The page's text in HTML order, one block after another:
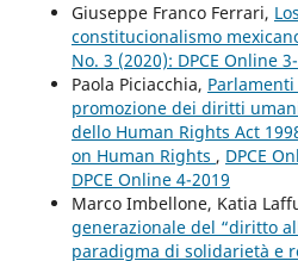
Giuseppe Franco Ferrari,
constitucionalismo
No. 3 (2020): DPCE Online
Paola Piciacchia,
promozione dei diritti
dello Human Rights Act
on Human Rights , DPCE
DPCE Online 4-2019
Marco Imbellone, Katia
generazionale del “diritto
paradigma di solidarietà e